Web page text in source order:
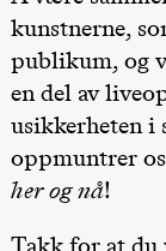
Søndag 4. oktober
19.00
Lucy &
Lucky:
Josephine
Kylén Collins
Grøntved
Lucky show
kunstnerne,
publikum, og
en del av
usikkerheten i
oppmuntrer
her og nå!